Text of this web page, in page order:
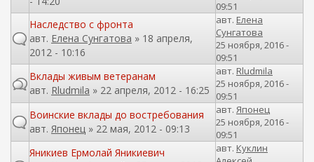
09:51
Наследство с фронта
авт. Елена Сунгатова » 18 апреля,
2012 - 10:16
авт. Елена
Сунгатова
25 ноября, 2016 -
09:51
Вклады живым ветеранам
авт. Rludmila » 22 апреля, 2012 - 16:25
авт. Rludmila
25 ноября, 2016 -
09:51
Воинские вклады до востребования
авт. Японец » 22 мая, 2012 - 09:13
авт. Японец
25 ноября, 2016 -
09:51
Яникиев Ермолай Яникиевич
авт. Куклин